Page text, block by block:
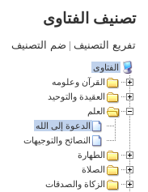
تصنيف الفتاوى
تفريع التصنيف | ضم التصنيف
الفتاوى
القرآن وعلومه
العقيدة والتوحيد
العلم
الدعوة إلى الله
النصائح والتوجيهات
الطهارة
الصلاة
الزكاة والصدقات